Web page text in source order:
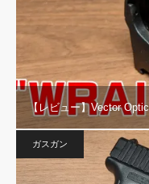
【レビュー】Vector
ガスガン